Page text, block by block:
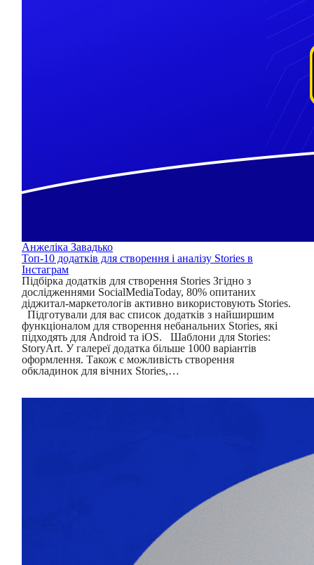
Анжеліка Завадько
Топ-10 додатків для створення і аналізу Stories в
Інстаграм
Підбірка додатків для створення Stories Згідно з
дослідженнями SocialMediaToday, 80% опитаних
діджитал-маркетологів активно використовують Stories.
Підготували для вас список додатків з найширшим
функціоналом для створення небанальних Stories, які
підходять для Android та iOS. Шаблони для Stories:
StoryArt. У галереї додатка більше 1000 варіантів
оформлення. Також є можливість створення
обкладинок для вічних Stories,…